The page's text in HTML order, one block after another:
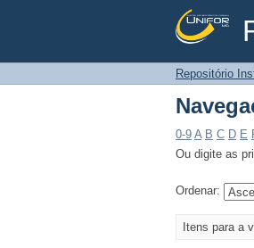
Repositório
0-9 A B C D E
Ou digite as
Ordenar:
Itens para a